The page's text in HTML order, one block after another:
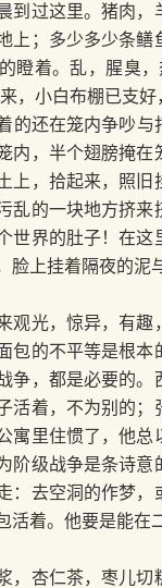
到过这里。猪肉
上；多少多少条
瞪着。乱，腥臭
，小白布棚已支
的还在笼内争吵
内，半个翅膀掩
上，拾起来，照
乱的一块地方挤
世界的肚子！在
脸上挂着隔夜的泥
，惊异，有趣，
包的不平等是根
争，都是必要的
活着，不为别的；
寓里住惯了，他
阶级战争是条诗
：去空洞的作梦
活着。他要是能在
仁茶，枣儿切糕